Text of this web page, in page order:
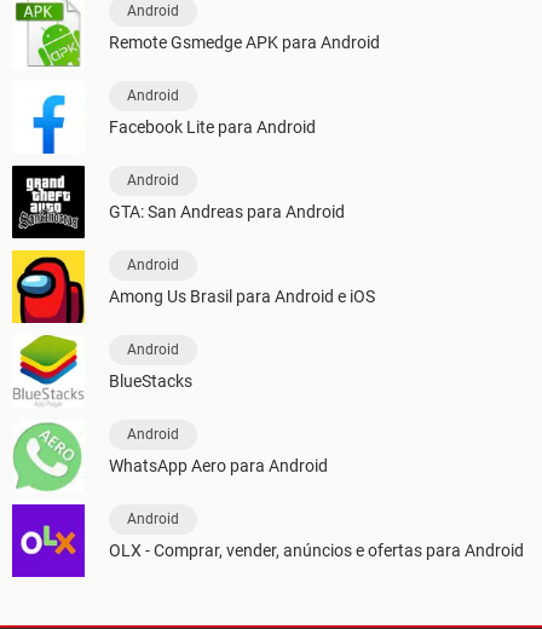
Android
Remote Gsmedge APK para Android
Android
Facebook Lite para Android
Android
GTA: San Andreas para Android
Android
Among Us Brasil para Android e iOS
Android
BlueStacks
Android
WhatsApp Aero para Android
Android
OLX - Comprar, vender, anúncios e ofertas para Android